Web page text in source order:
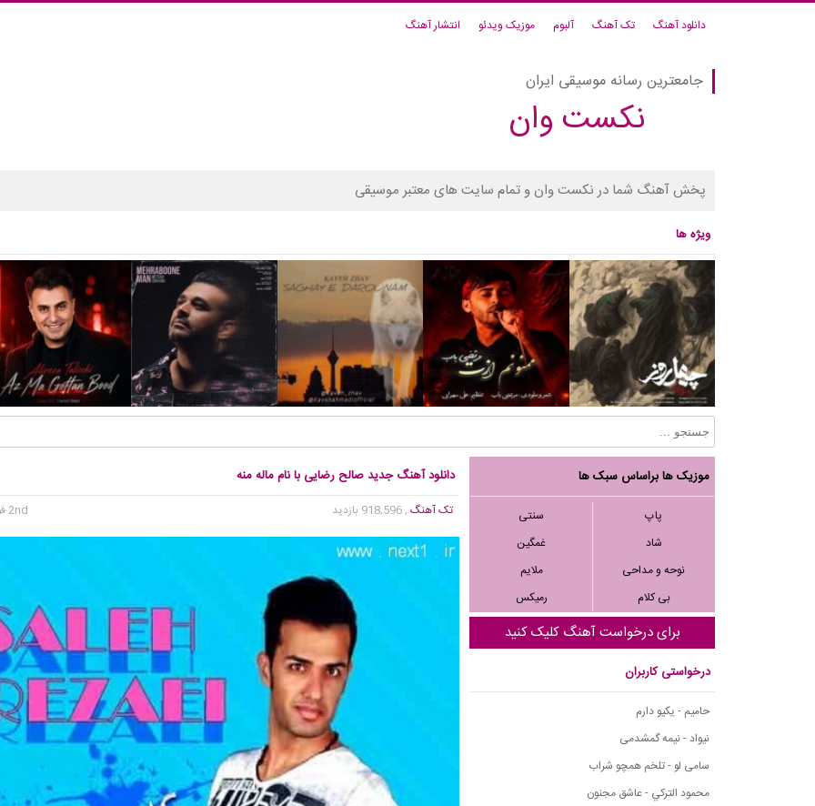
دانلود آهنگ تک آهنگ آلبوم موزیک ویدئو انتشار آهنگ
جامعترین رسانه موسیقی ایران
نکست وان
پخش آهنگ شما در نکست وان و تمام سایت های معتبر موسیقی
ویژه ها
موزیک ها براساس سبک ها
پاپ
سنتی
شاد
غمگین
نوحه و مداحی
ملایم
بی کلام
رمیکس
برای درخواست آهنگ کلیک کنید
درخواستی کاربران
حامیم - یکیو دارم
نیواد - نیمه گمشدمی
سامی لو - تلخم همچو شراب
محمود التركي - عاشق مجنون
دانلود آهنگ جدید صالح رضایی با نام ماله منه
تک آهنگ, 918,596 بازدید 2nd فوریه 2016